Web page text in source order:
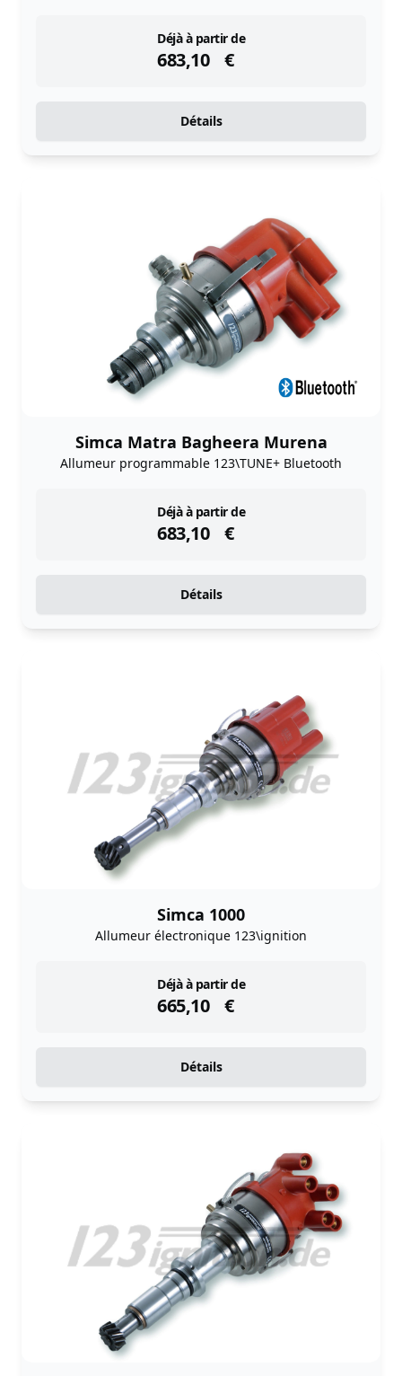
Déjà à partir de
683,10 €
instock
Détails
Simca Matra Bagheera Murena
Allumeur programmable 123\TUNE+ Bluetooth
Déjà à partir de
683,10 €
instock
Détails
Simca 1000
Allumeur électronique 123\ignition
Déjà à partir de
665,10 €
instock
Détails